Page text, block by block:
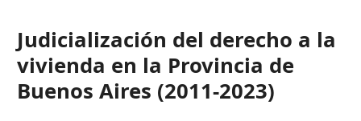
Judicialización del derecho a la
vivienda en la Provincia de
Buenos Aires (2011-2023)